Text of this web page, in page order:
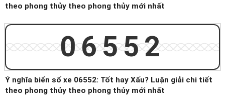
theo phong thủy theo phong thủy mới nhất
06552
Ý nghĩa biển số xe 06552: Tốt hay Xấu? Luận giải chi tiết
theo phong thủy theo phong thủy mới nhất